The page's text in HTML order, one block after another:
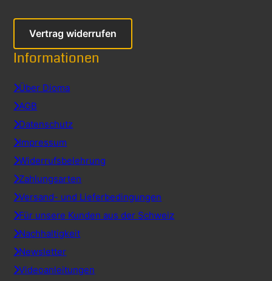
Vertrag widerrufen
Informationen
Über Dioma
AGB
Datenschutz
Impressum
Widerrufsbelehrung
Zahlungsarten
Versand- und Lieferbedingungen
Für unsere Kunden aus der Schweiz
Nachhaltigkeit
Newsletter
Videoanleitungen